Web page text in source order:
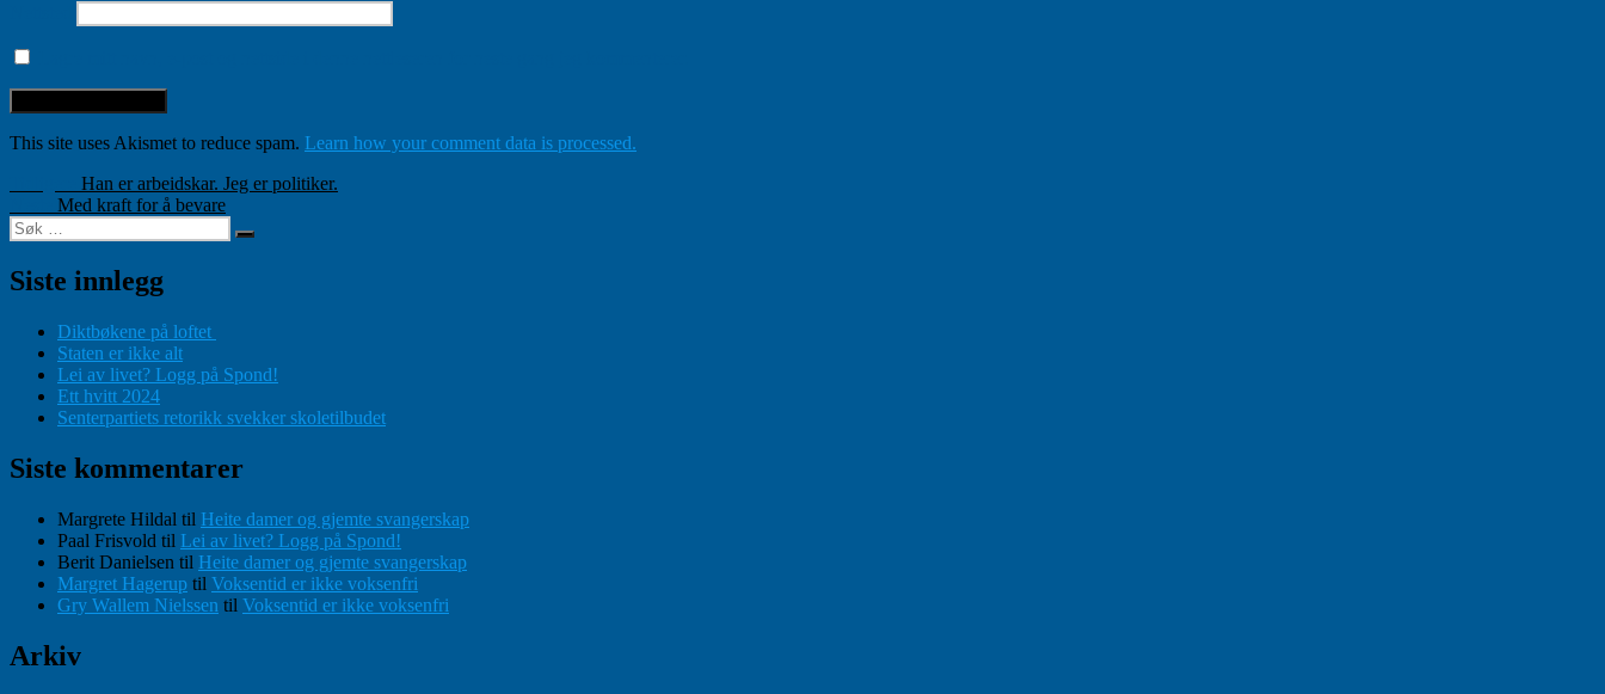
This site uses Akismet to reduce spam. Learn how your comment data is processed.
Innleggsnavigasjon
Forrige
innlegg:
Han er arbeidskar. Jeg er politiker.
Neste
innlegg:
Med kraft for å bevare
Søk
etter:
Søk
Siste innlegg
Diktbøkene på loftet
Staten er ikke alt
Lei av livet? Logg på Spond!
Ett hvitt 2024
Senterpartiets retorikk svekker skoletilbudet
Siste kommentarer
Margrete Hildal til Heite damer og gjemte svangerskap
Paal Frisvold til Lei av livet? Logg på Spond!
Berit Danielsen til Heite damer og gjemte svangerskap
Margret Hagerup til Voksentid er ikke voksenfri
Gry Wallem Nielssen til Voksentid er ikke voksenfri
Arkiv